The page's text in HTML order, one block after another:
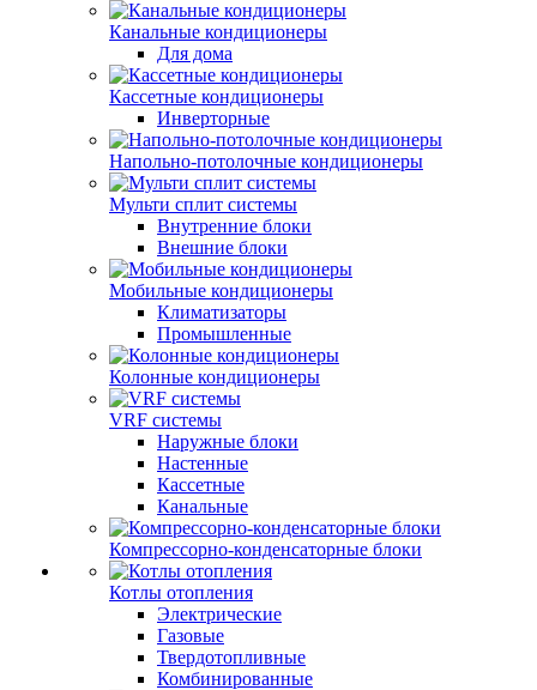
Канальные кондиционеры
Для дома
Кассетные кондиционеры
Инверторные
Напольно-потолочные кондиционеры
Мульти сплит системы
Внутренние блоки
Внешние блоки
Мобильные кондиционеры
Климатизаторы
Промышленные
Колонные кондиционеры
VRF системы
Наружные блоки
Настенные
Кассетные
Канальные
Компрессорно-конденсаторные блоки
Котлы отопления
Электрические
Газовые
Твердотопливные
Комбинированные